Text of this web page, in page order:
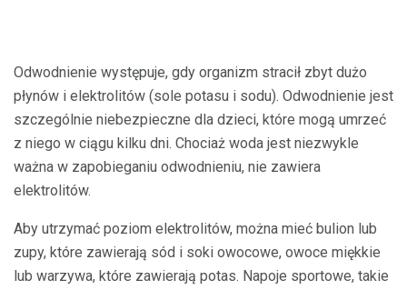
Odwodnienie występuje, gdy organizm stracił zbyt dużo
płynów i elektrolitów (sole potasu i sodu). Odwodnienie jest
szczególnie niebezpieczne dla dzieci, które mogą umrzeć
z niego w ciągu kilku dni. Chociaż woda jest niezwykle
ważna w zapobieganiu odwodnieniu, nie zawiera
elektrolitów.
Aby utrzymać poziom elektrolitów, można mieć bulion lub
zupy, które zawierają sód i soki owocowe, owoce miękkie
lub warzywa, które zawierają potas. Napoje sportowe, takie